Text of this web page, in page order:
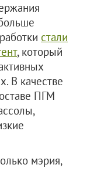
стали
, который
В качестве
ПГМ
мэрия,